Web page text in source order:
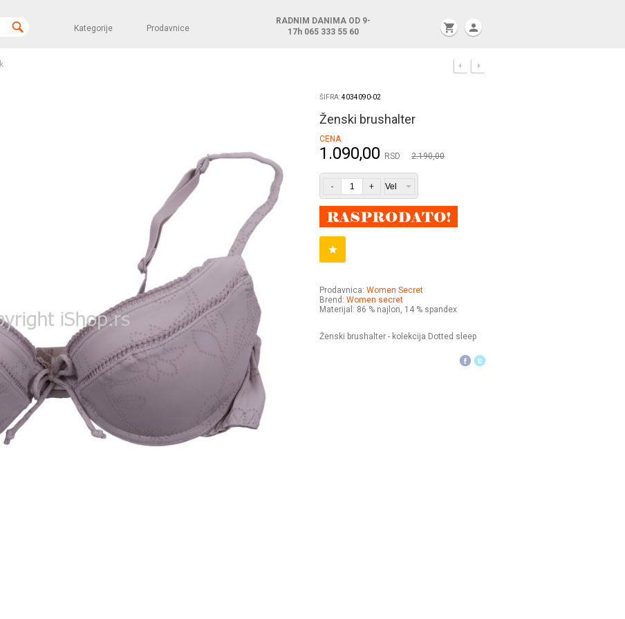
Kategorije Prodavnice
RADNIM DANIMA OD 9-
17h 065 333 55 60 shopping_cart person
ŠIFRA:4034090-02
Ženski brushalter
CENA
1.090,00 RSD 2.190,00
- +
Prodavnica: Women Secret
Brend: Women secret
Materijal: 86 % najlon, 14 % spandex
Ženski brushalter - kolekcija Dotted sleep